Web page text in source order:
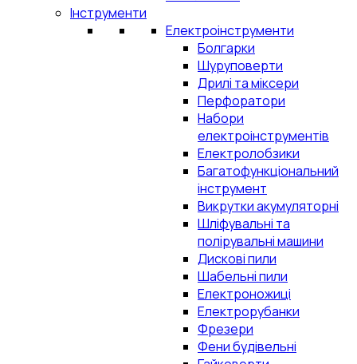
Інструменти
Електроінструменти
Болгарки
Шуруповерти
Дрилі та міксери
Перфоратори
Набори
електроінструментів
Електролобзики
Багатофункціональний
інструмент
Викрутки акумуляторні
Шліфувальні та
полірувальні машини
Дискові пили
Шабельні пили
Електроножиці
Електрорубанки
Фрезери
Фени будівельні